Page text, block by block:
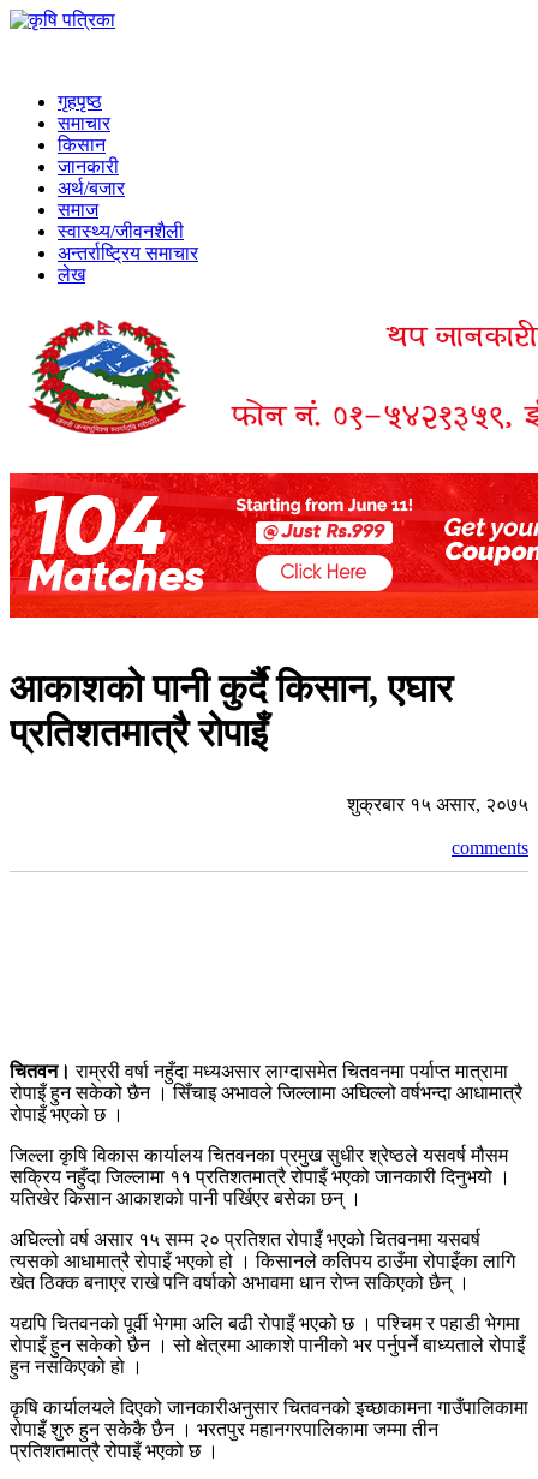
गृहपृष्ठ
समाचार
किसान
जानकारी
अर्थ/बजार
समाज
स्वास्थ्य/जीवनशैली
अन्तर्राष्ट्रिय समाचार
लेख
आकाशको पानी कुर्दै किसान, एघार
प्रतिशतमात्रै रोपाइँ
शुक्रबार १५ असार, २०७५
comments
चितवन। राम्ररी वर्षा नहुँदा मध्यअसार लाग्दासमेत चितवनमा पर्याप्त मात्रामा
रोपाइँ हुन सकेको छैन । सिँचाइ अभावले जिल्लामा अघिल्लो वर्षभन्दा आधामात्रै
रोपाइँ भएको छ ।
जिल्ला कृषि विकास कार्यालय चितवनका प्रमुख सुधीर श्रेष्ठले यसवर्ष मौसम
सक्रिय नहुँदा जिल्लामा ११ प्रतिशतमात्रै रोपाइँ भएको जानकारी दिनुभयो ।
यतिखेर किसान आकाशको पानी पर्खिएर बसेका छन् ।
अघिल्लो वर्ष असार १५ सम्म २० प्रतिशत रोपाइँ भएको चितवनमा यसवर्ष
त्यसको आधामात्रै रोपाइँ भएको हो । किसानले कतिपय ठाउँमा रोपाइँका लागि
खेत ठिक्क बनाएर राखे पनि वर्षाको अभावमा धान रोप्न सकिएको छैन् ।
यद्यपि चितवनको पूर्वी भेगमा अलि बढी रोपाइँ भएको छ । पश्चिम र पहाडी भेगमा
रोपाइँ हुन सकेको छैन । सो क्षेत्रमा आकाशे पानीको भर पर्नुपर्ने बाध्यताले रोपाइँ
हुन नसकिएको हो ।
कृषि कार्यालयले दिएको जानकारीअनुसार चितवनको इच्छाकामना गाउँपालिकामा
रोपाइँ शुरु हुन सकेकै छैन । भरतपुर महानगरपालिकामा जम्मा तीन
प्रतिशतमात्रै रोपाइँ भएको छ ।